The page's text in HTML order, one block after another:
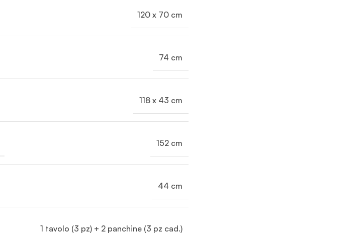
120 x 70 cm
74 cm
118 x 43 cm
152 cm
44 cm
1 tavolo (3 pz) + 2 panchine (3 pz cad.)